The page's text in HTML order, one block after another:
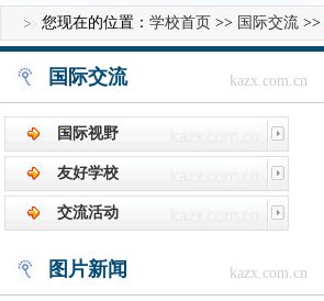
您现在的位置： 学校首页 >> 国际交流 >>
国际交流 kazx.com.cn
国际视野
友好学校
交流活动
图片新闻 kazx.com.cn